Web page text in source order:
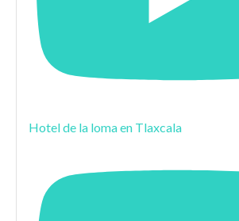
Hotel de la loma en Tlaxcala